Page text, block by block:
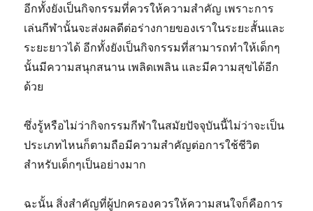
อีกทั้งยังเป็นกิจกรรมที่ควรให้ความสำคัญ เพราะการ
เล่นกีฬานั้นจะส่งผลดีต่อร่างกายของเราในระยะสั้นและ
ระยะยาวได้ อีกทั้งยังเป็นกิจกรรมที่สามารถทำให้เด็กๆ
นั้นมีความสนุกสนาน เพลิดเพลิน และมีความสุขได้อีก
ด้วย
ซึ่งรู้หรือไม่ว่ากิจกรรมกีฬาในสมัยปัจจุบันนี้ไม่ว่าจะเป็น
ประเภทไหนก็ตามถือมีความสำคัญต่อการใช้ชีวิต
สำหรับเด็กๆเป็นอย่างมาก
ฉะนั้น สิ่งสำคัญที่ผู้ปกครองควรให้ความสนใจก็คือการ